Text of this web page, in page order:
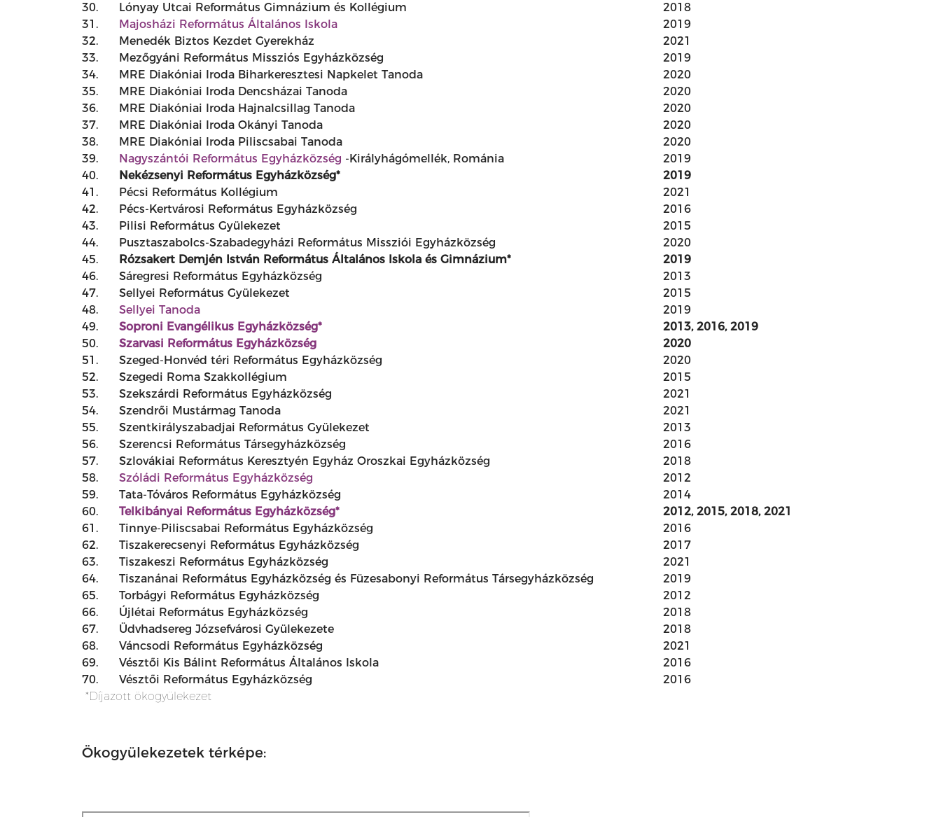
30.
Lónyay Utcai Református Gimnázium és Kollégium
2018
31.
Majosházi Református Általános Iskola
2019
32.
Menedék Biztos Kezdet Gyerekház
2021
33.
Mezőgyáni Református Missziós Egyházközség
2019
34.
MRE Diakóniai Iroda Biharkeresztesi Napkelet Tanoda
2020
35.
MRE Diakóniai Iroda Dencsházai Tanoda
2020
36.
MRE Diakóniai Iroda Hajnalcsillag Tanoda
2020
37.
MRE Diakóniai Iroda Okányi Tanoda
2020
38.
MRE Diakóniai Iroda Piliscsabai Tanoda
2020
39.
Nagyszántói Református Egyházközség -Királyhágómellék, Románia
2019
40.
Nekézsenyi Református Egyházközség*
2019
41.
Pécsi Református Kollégium
2021
42.
Pécs-Kertvárosi Református Egyházközség
2016
43.
Pilisi Református Gyülekezet
2015
44.
Pusztaszabolcs-Szabadegyházi Református Missziói Egyházközség
2020
45.
Rózsakert Demjén István Református Általános Iskola és Gimnázium*
2019
46.
Sáregresi Református Egyházközség
2013
47.
Sellyei Református Gyülekezet
2015
48.
Sellyei Tanoda
2019
49.
Soproni Evangélikus Egyházközség*
2013, 2016, 2019
50.
Szarvasi Református Egyházközség
2020
51.
Szeged-Honvéd téri Református Egyházközség
2020
52.
Szegedi Roma Szakkollégium
2015
53.
Szekszárdi Református Egyházközség
2021
54.
Szendrői Mustármag Tanoda
2021
55.
Szentkirályszabadjai Református Gyülekezet
2013
56.
Szerencsi Református Társegyházközség
2016
57.
Szlovákiai Református Keresztyén Egyház Oroszkai Egyházközség
2018
58.
Szóládi Református Egyházközség
2012
59.
Tata-Tóváros Református Egyházközség
2014
60.
Telkibányai Református Egyházközség*
2012, 2015, 2018, 2021
61.
Tinnye-Piliscsabai Református Egyházközség
2016
62.
Tiszakerecsenyi Református Egyházközség
2017
63.
Tiszakeszi Református Egyházközség
2021
64.
Tiszanánai Református Egyházközség és Füzesabonyi Református Társegyházközség
2019
65.
Torbágyi Református Egyházközség
2012
66.
Újlétai Református Egyházközség
2018
67.
Üdvhadsereg Józsefvárosi Gyülekezete
2018
68.
Váncsodi Református Egyházközség
2021
69.
Vésztői Kis Bálint Református Általános Iskola
2016
70.
Vésztői Református Egyházközség
2016
*Díjazott ökogyülekezet
Ökogyülekezetek térképe: